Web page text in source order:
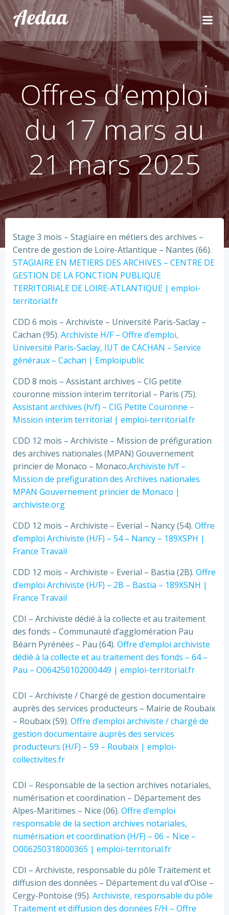
Aller
au
contenu
Aedaa
Offres d’emploi
du 17 mars au
21 mars 2025
Stage 3 mois – Stagiaire en métiers des archives –
Centre de gestion de Loire-Atlantique – Nantes (66).
STAGIAIRE EN METIERS DES ARCHIVES – CENTRE DE
GESTION DE LA FONCTION PUBLIQUE
TERRITORIALE DE LOIRE-ATLANTIQUE | emploi-
territorial.fr
CDD 6 mois – Archiviste – Université Paris-Saclay –
Cachan (95). Archiviste H/F – Offre d’emploi,
Université Paris-Saclay, IUT de CACHAN – Service
généraux – Cachan | Emploipublic
CDD 8 mois – Assistant archives – CIG petite
couronne mission interim territorial – Paris (75).
Assistant archives (h/f) – CIG Petite Couronne –
Mission interim territorial | emploi-territorial.fr
CDD 12 mois – Archiviste – Mission de préfiguration
des archives nationales (MPAN) Gouvernement
princier de Monaco – Monaco.Archiviste h/f –
Mission de prefiguration des Archives nationales
MPAN Gouvernement princier de Monaco |
archiviste.org
CDD 12 mois – Archiviste – Everial – Nancy (54). Offre
d’emploi Archiviste (H/F) – 54 – Nancy – 189XSPH |
France Travail
CDD 12 mois – Archiviste – Everial – Bastia (2B). Offre
d’emploi Archiviste (H/F) – 2B – Bastia – 189XSNH |
France Travail
CDI – Archiviste dédié à la collecte et au traitement
des fonds – Communauté d’agglomération Pau
Béarn Pyrénées – Pau (64). Offre d’emploi archiviste
dédié à la collecte et au traitement des fonds – 64 –
Pau – O064250102000449 | emploi-territorial.fr
CDI – Archiviste / Chargé de gestion documentaire
auprès des services producteurs – Mairie de Roubaix
– Roubaix (59). Offre d’emploi archiviste / chargé de
gestion documentaire auprès des services
producteurs (H/F) – 59 – Roubaix | emploi-
collectivites.fr
CDI – Responsable de la section archives notariales,
numérisation et coordination – Département des
Alpes-Maritimes – Nice (06). Offre d’emploi
responsable de la section archives notariales,
numérisation et coordination (H/F) – 06 – Nice –
O006250318000365 | emploi-territorial.fr
CDI – Archiviste, responsable du pôle Traitement et
diffusion des données – Département du val d’Oise –
Cergy-Pontoise (95). Archiviste, responsable du pôle
Traitement et diffusion des données F/H – Offre